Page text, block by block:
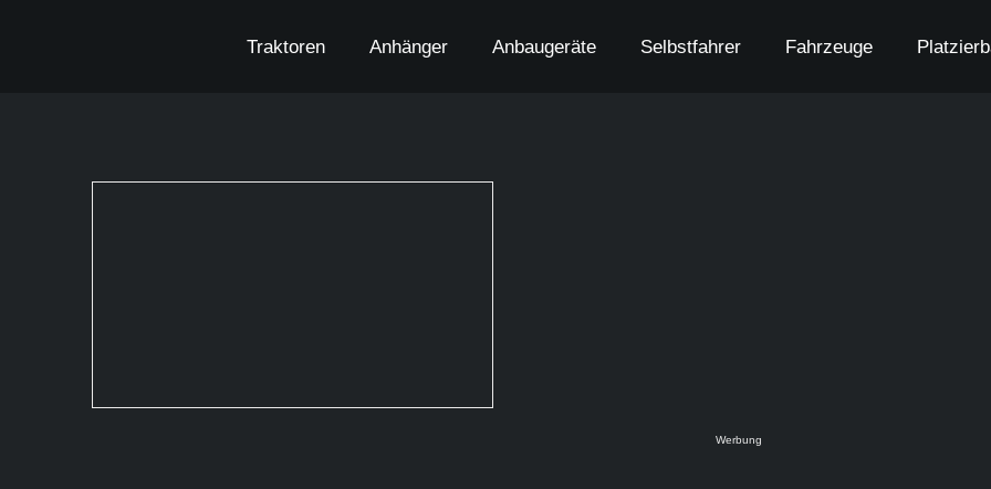
Traktoren Anhänger Anbaugeräte Selbstfahrer Fahrzeuge
Werbung